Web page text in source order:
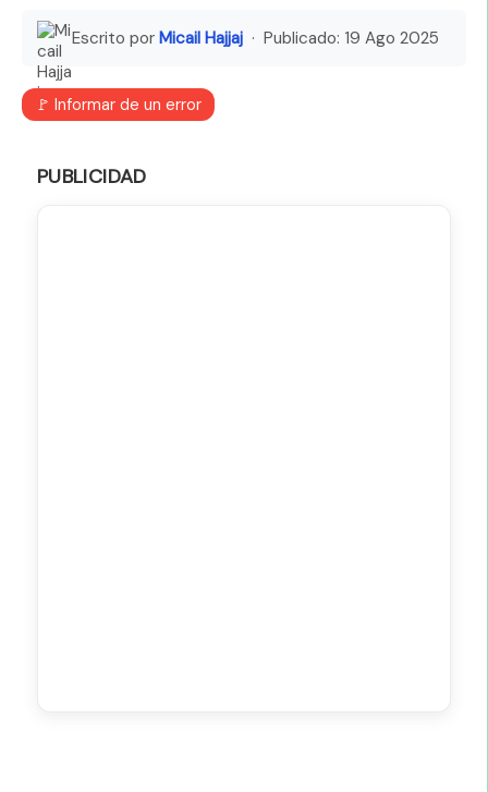
Escrito por Micail Hajjaj · Publicado: 19 Ago 2025
🚩 Informar de un error
PUBLICIDAD